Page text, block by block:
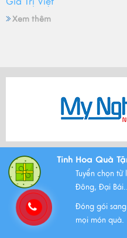
Xem thêm
Bộ Tam Sự Là Gì ? Bộ
Trong Văn Hóa Thờ Cúng?
Xem thêm
Tinh Hoa Quà
Tuyển chọn từ
Đông, Đại
Đóng gói
mọi món quà.